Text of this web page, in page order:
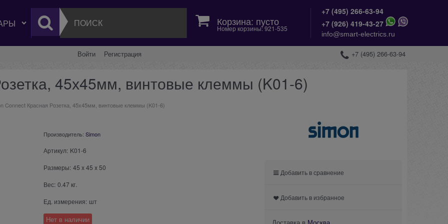
Корзина: пусто
Номер корзины: 921-535
+7 (495) 266-63-94
+7 (926) 419-43-27
info@smart-electrics.ru
Войти Регистрация +7 (495) 266-63-94
45х45мм, винтовые клеммы (K01-6)
Connect Красная Розетка, 45х45мм, винтовые клеммы (K01-6)
Производитель: Simon
Артикул: K01-6
Размеры: 45 x45 x50
Вес: 0.47 кг.
Ед. измерения: шт
Нет в наличии
Добавить в сравнение
Добавить в избранное